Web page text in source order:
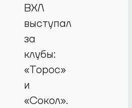
ВХЛ
выступал
за
клубы:
«Торос»
и
«Сокол».